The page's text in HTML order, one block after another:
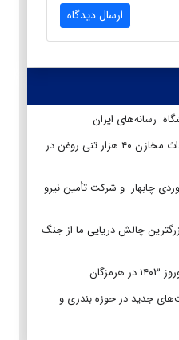
ارسال دیدگاه
امضای قرارداد سرمایه‌گذاری احداث مخازن ۴۰ هزار تنی روغن در
چابهار و شرکت تأمین نیرو
چالش دریایی ما از جنگ
جدید در حوزه بندری و